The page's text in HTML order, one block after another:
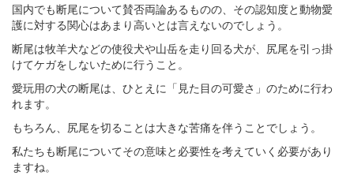
国内でも断尾について賛否両論あるものの、その認知度と動物愛
護に対する関心はあまり高いとは言えないのでしょう。
断尾は牧羊犬などの使役犬や山岳を走り回る犬が、尻尾を引っ掛
けてケガをしないために行うこと。
愛玩用の犬の断尾は、ひとえに「見た目の可愛さ」のために行わ
れます。
もちろん、尻尾を切ることは大きな苦痛を伴うことでしょう。
私たちも断尾についてその意味と必要性を考えていく必要があり
ますね。